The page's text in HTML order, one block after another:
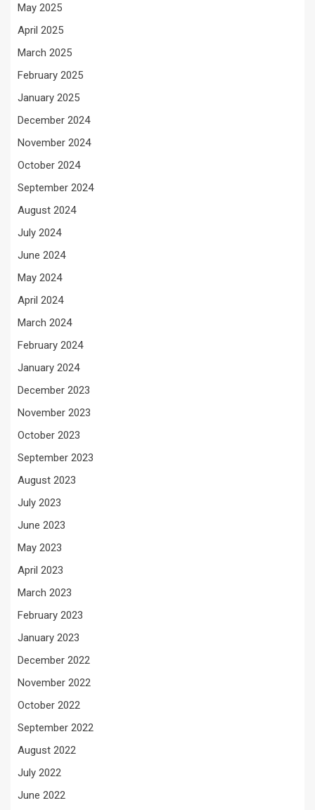
May 2025
April 2025
March 2025
February 2025
January 2025
December 2024
November 2024
October 2024
September 2024
August 2024
July 2024
June 2024
May 2024
April 2024
March 2024
February 2024
January 2024
December 2023
November 2023
October 2023
September 2023
August 2023
July 2023
June 2023
May 2023
April 2023
March 2023
February 2023
January 2023
December 2022
November 2022
October 2022
September 2022
August 2022
July 2022
June 2022